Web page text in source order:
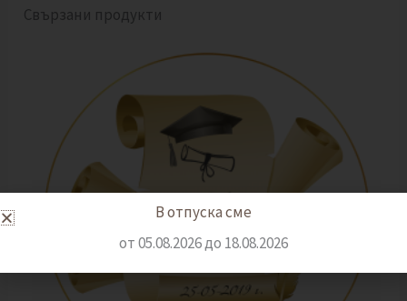
Свързани продукти
В отпуска сме
от 05.08.2026 до 18.08.2026